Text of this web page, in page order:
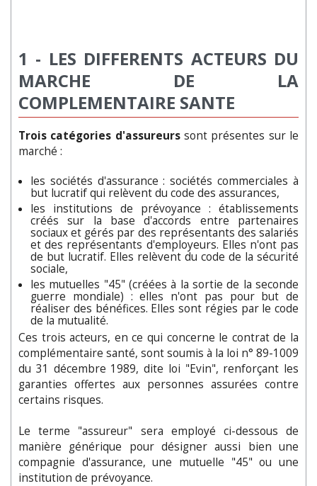
1 - LES DIFFERENTS ACTEURS DU
MARCHE DE LA
COMPLEMENTAIRE SANTE
Trois catégories d'assureurssont présentes sur le
marché :
les sociétés d'assurance : sociétés commerciales à
but lucratif qui relèvent du code des assurances,
les institutions de prévoyance : établissements
créés sur la base d'accords entre partenaires
sociaux et gérés par des représentants des salariés
et des représentants d'employeurs. Elles n'ont pas
de but lucratif. Elles relèvent du code de la sécurité
sociale,
les mutuelles "45" (créées à la sortie de la seconde
guerre mondiale) : elles n'ont pas pour but de
réaliser des bénéfices. Elles sont régies par le code
de la mutualité.
Ces trois acteurs, en ce qui concerne le contrat de la
complémentaire santé, sont soumis à la loi n° 89-1009
du 31 décembre 1989, dite loi "Evin", renforçant les
garanties offertes aux personnes assurées contre
certains risques.
Le terme "assureur" sera employé ci-dessous de
manière générique pour désigner aussi bien une
compagnie d'assurance, une mutuelle "45" ou une
institution de prévoyance.